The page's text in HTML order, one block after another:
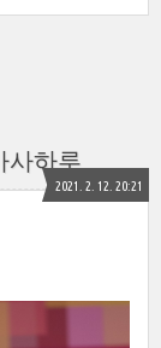
사하루
2021. 2. 12. 20:21